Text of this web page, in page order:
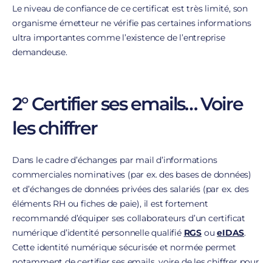
Le niveau de confiance de ce certificat est très limité, son
organisme émetteur ne vérifie pas certaines informations
ultra importantes comme l’existence de l’entreprise
demandeuse.
2° Certifier ses emails… Voire
les chiffrer
Dans le cadre d’échanges par mail d’informations
commerciales nominatives (par ex. des bases de données)
et d’échanges de données privées des salariés (par ex. des
éléments RH ou fiches de paie), il est fortement
recommandé d’équiper ses collaborateurs d’un certificat
numérique d’identité personnelle qualifié RGS oueIDAS.
Cette identité numérique sécurisée et normée permet